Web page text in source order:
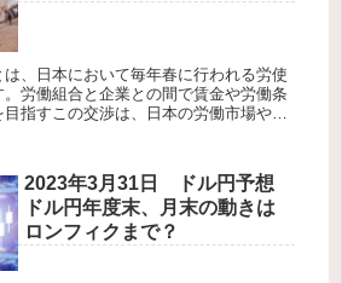
、日本において毎年春に行われる労使
労働組合と企業との間で賃金や労働条
指すこの交渉は、日本の労働市場や経
2023年3月31日 ドル円予想
ドル円年度末、月末の動きは
ロンフィクまで？